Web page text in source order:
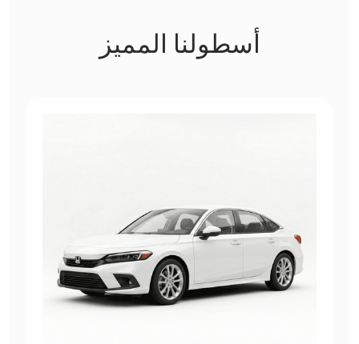
أسطولنا المميز